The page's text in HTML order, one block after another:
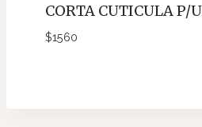
CORTA CUTICULA P/
$1560